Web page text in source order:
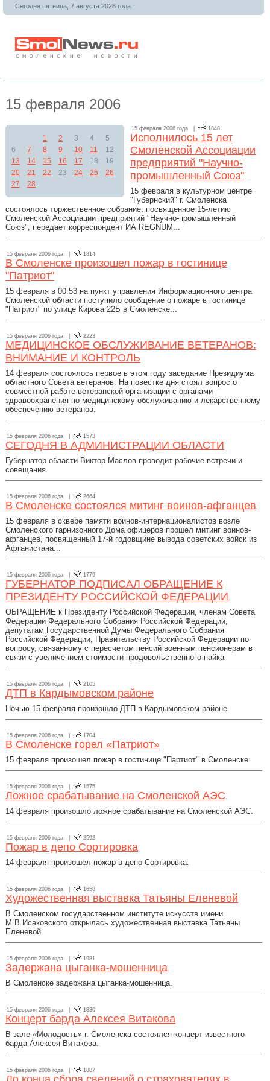
Сегодня пятница, 7 августа 2026 года.
15 февраля 2006
1 2 3 4
5
6
7 8 9 10 11
12
13
14 15 16 17 18
19
20
21 22 23 24 25
26
27
28
15 февраля 2006 года | 1848
Исполнилось 15 лет
Смоленской Ассоциации
предприятий "Научно-
промышленный Союз"
15 февраля в культурном центре
"Губернский" г. Смоленска
состоялось торжественное собрание, посвященное 15-летию
Смоленской Ассоциации предприятий "Научно-промышленный
Союз", передает корреспондент ИА REGNUM...
15 февраля 2006 года | 1814
В Смоленске произошел пожар в гостинице
"Патриот"
15 февраля в 00:53 на пункт управления Информационного центра
Смоленской области поступило сообщение о пожаре в гостинице
"Патриот" по улице Кирова 22Б в Смоленске...
15 февраля 2006 года | 2223
МЕДИЦИНСКОЕ ОБСЛУЖИВАНИЕ ВЕТЕРАНОВ:
ВНИМАНИЕ И КОНТРОЛЬ
14 февраля состоялось первое в этом году заседание Президиума
областного Совета ветеранов. На повестке дня стоял вопрос о
совместной работе ветеранской организации с органами
здравоохранения по медицинскому обслуживанию и лекарственному
обеспечению ветеранов.
15 февраля 2006 года | 1573
СЕГОДНЯ В АДМИНИСТРАЦИИ ОБЛАСТИ
Губернатор области Виктор Маслов проводит рабочие встречи и
совещания.
15 февраля 2006 года | 2664
В Смоленске состоялся митинг воинов-афганцев
15 февраля в сквере памяти воинов-интернационалистов возле
Смоленского гарнизонного Дома офицеров прошел митинг воинов-
афганцев, посвященный 17-й годовщине вывода советских войск из
Афганистана...
15 февраля 2006 года | 1779
ГУБЕРНАТОР ПОДПИСАЛ ОБРАЩЕНИЕ К
ПРЕЗИДЕНТУ РОССИЙСКОЙ ФЕДЕРАЦИИ
ОБРАЩЕНИЕ к Президенту Российской Федерации, членам Совета
Федерации Федерального Собрания Российской Федерации,
депутатам Государственной Думы Федерального Собрания
Российской Федерации, Правительству Российской Федерации по
вопросу, связанному с пересчетом пенсий военным пенсионерам в
связи с увеличением стоимости продовольственного пайка
15 февраля 2006 года | 2105
ДТП в Кардымовском районе
Ночью 15 февраля произошло ДТП в Кардымовском районе.
15 февраля 2006 года | 1704
В Смоленске горел «Патриот»
15 февраля произошел пожар в гостинице "Партиот" в Смоленске.
15 февраля 2006 года | 1575
Ложное срабатывание на Смоленской АЭС
14 февраля произошло ложное срабатывание на Смоленской АЭС.
15 февраля 2006 года | 2592
Пожар в депо Сортировка
14 февраля произошел пожар в депо Сортировка.
15 февраля 2006 года | 1658
Художественная выставка Татьяны Еленевой
В Смоленском государственном институте искусств имени
М.В.Исаковского открылась художественная выставка Татьяны
Еленевой.
15 февраля 2006 года | 1981
Задержана цыганка-мошенница
В Смоленске задержана цыганка-мошенница.
15 февраля 2006 года | 1830
Концерт барда Алексея Витакова
В зале «Молодость» г. Смоленска состоялся концерт известного
барда Алексея Витакова.
15 февраля 2006 года | 1887